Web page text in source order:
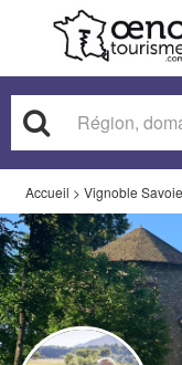
Accueil > Vignoble